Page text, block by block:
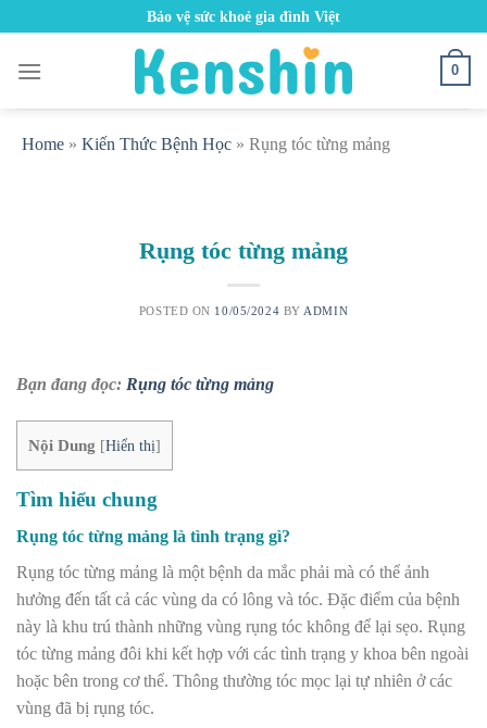
content
Bảo vệ sức khoẻ gia đình Việt
0
Home » Kiến Thức Bệnh Học » Rụng tóc từng mảng
Rụng tóc từng mảng
POSTED ON 10/05/2024 BY ADMIN
Bạn đang đọc: Rụng tóc từng mảng
Nội Dung [Hiển thị]
Tìm hiểu chung
Rụng tóc từng mảng là tình trạng gì?
Rụng tóc từng mảng là một bệnh da mắc phải mà có thể ảnh
hưởng đến tất cả các vùng da có lông và tóc. Đặc điểm của bệnh
này là khu trú thành những vùng rụng tóc không để lại sẹo. Rụng
tóc từng mảng đôi khi kết hợp với các tình trạng y khoa bên ngoài
hoặc bên trong cơ thể. Thông thường tóc mọc lại tự nhiên ở các
vùng đã bị rụng tóc.